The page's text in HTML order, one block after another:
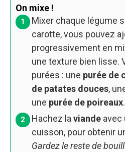
On mixe !
Mixer chaque légume
carotte, vous pouvez
progressivement en
une texture bien lisse.
purées : une purée de
de patates douces,
une purée de poireaux.
Hachez la viande avec
cuisson, pour obtenir
Gardez le reste de